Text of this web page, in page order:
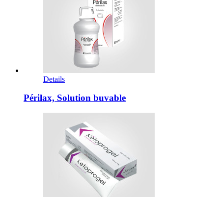
Details
Périlax, Solution buvable